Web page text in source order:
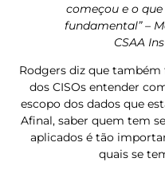
começou e o
fundamental” –
CSAA
Rodgers diz que também
dos CISOs entender
escopo dos dados que
Afinal, saber quem tem
aplicados é tão
quais se